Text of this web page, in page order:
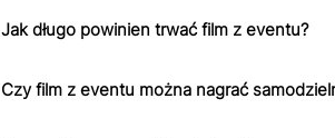
Jak długo powinien trwać film z eventu?
Czy film z eventu można nagrać